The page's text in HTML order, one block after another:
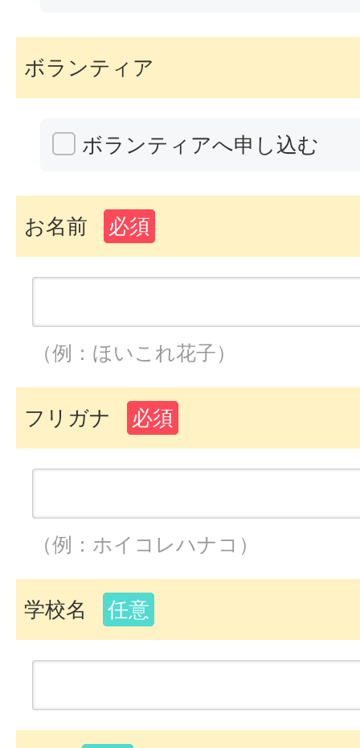
ボランティア
ボランティアへ申し込む
お名前 必須
（例：ほいこれ花子）
フリガナ 必須
（例：ホイコレハナコ）
学校名 任意